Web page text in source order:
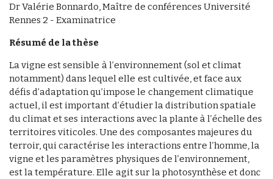
Dr Valérie Bonnardo, Maître de conférences Université
Rennes 2 - Examinatrice
Résumé de la thèse
La vigne est sensible à l’environnement (sol et climat
notamment) dans lequel elle est cultivée, et face aux
défis d’adaptation qu’impose le changement climatique
actuel, il est important d’étudier la distribution spatiale
du climat et ses interactions avec la plante à l’échelle des
territoires viticoles. Une des composantes majeures du
terroir, qui caractérise les interactions entre l’homme, la
vigne et les paramètres physiques de l’environnement,
est la température. Elle agit sur la photosynthèse et donc